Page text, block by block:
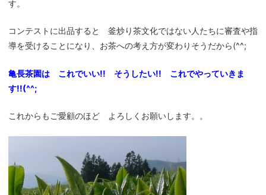
す。
コンテストに出品すると 釜炒り茶文化ではない人たちに審査や指
導を受けることになり、お茶への考え方が変わりそうだから(^^;
亀長茶園は これでいい!! そうしたい!! これでやっていきま
す!!(^^;
これからもご愛顧のほど よろしくお願いします。。